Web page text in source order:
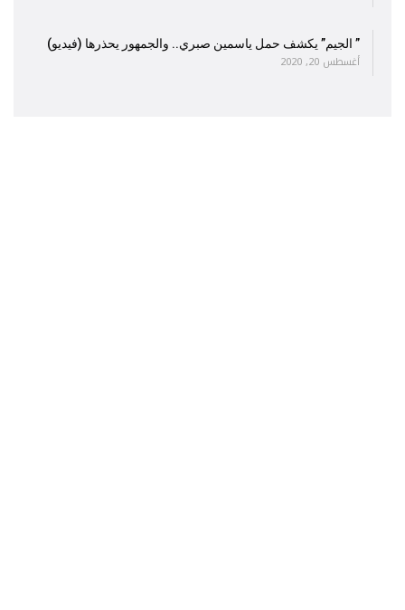
” الجيم” يكشف حمل ياسمين صبري.. والجمهور يحذرها (فيديو)
أغسطس 20, 2020